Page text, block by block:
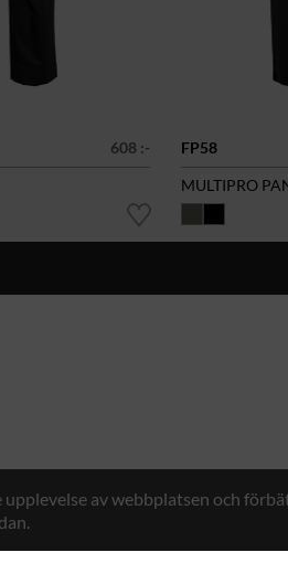
608 :-
FP58
MULTIPRO
av webbplatsen och